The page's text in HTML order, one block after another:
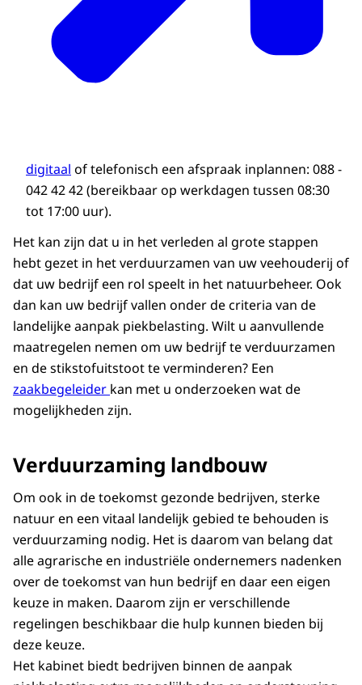
digitaal of telefonisch een afspraak inplannen: 088 -
042 42 42 (bereikbaar op werkdagen tussen 08:30
tot 17:00 uur).
Het kan zijn dat u in het verleden al grote stappen
hebt gezet in het verduurzamen van uw veehouderij of
dat uw bedrijf een rol speelt in het natuurbeheer. Ook
dan kan uw bedrijf vallen onder de criteria van de
landelijke aanpak piekbelasting. Wilt u aanvullende
maatregelen nemen om uw bedrijf te verduurzamen
en de stikstofuitstoot te verminderen? Een
zaakbegeleider kan met u onderzoeken wat de
mogelijkheden zijn.
Verduurzaming landbouw
Om ook in de toekomst gezonde bedrijven, sterke
natuur en een vitaal landelijk gebied te behouden is
verduurzaming nodig. Het is daarom van belang dat
alle agrarische en industriële ondernemers nadenken
over de toekomst van hun bedrijf en daar een eigen
keuze in maken. Daarom zijn er verschillende
regelingen beschikbaar die hulp kunnen bieden bij
deze keuze.
Het kabinet biedt bedrijven binnen de aanpak